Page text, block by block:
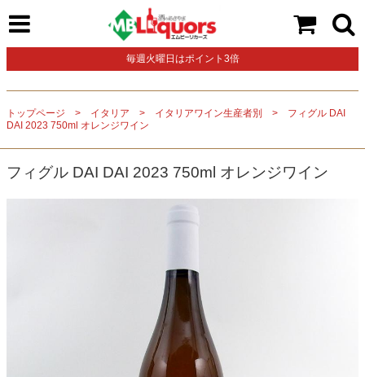
毎週火曜日はポイント3倍
トップページ イタリア イタリアワイン生産者別
フィグル DAI
DAI 2023 750ml オレンジワイン
フィグル DAI DAI 2023 750ml オレンジワイン